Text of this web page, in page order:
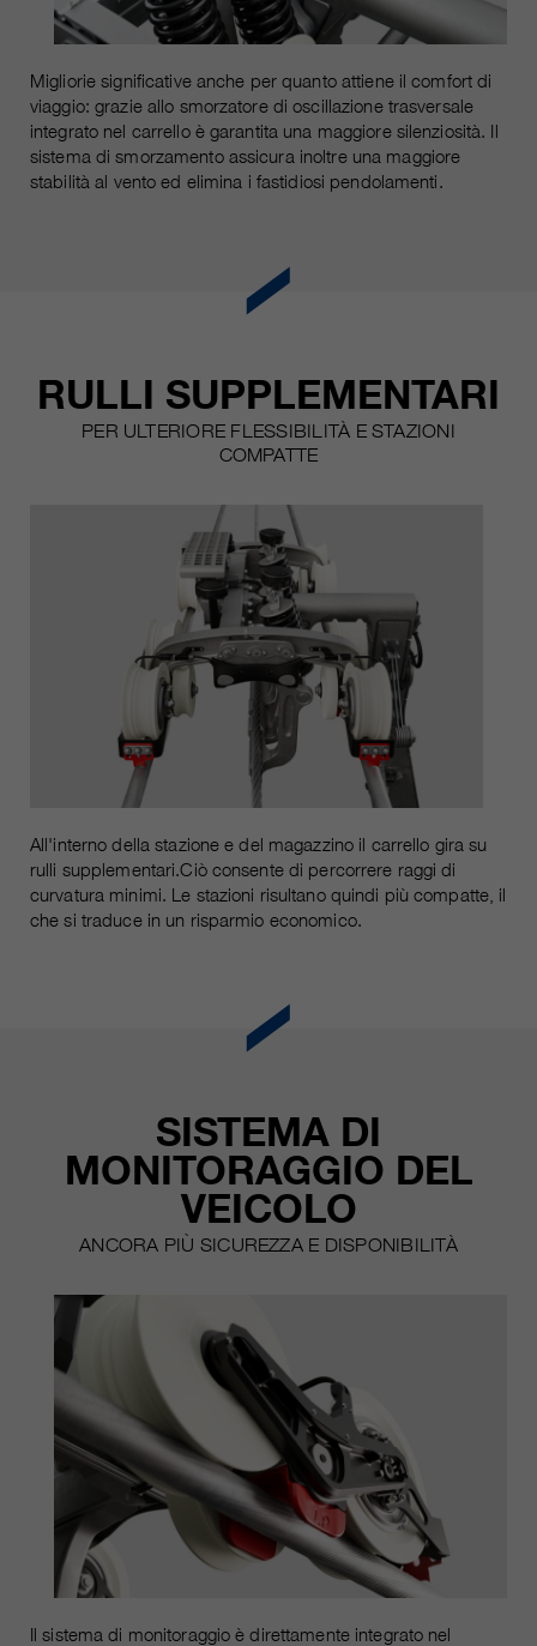
Migliorie significative anche per quanto attiene il comfort di
viaggio: grazie allo smorzatore di oscillazione trasversale
integrato nel carrello è garantita una maggiore silenziosità. Il
sistema di smorzamento assicura inoltre una maggiore
stabilità al vento ed elimina i fastidiosi pendolamenti.
RULLI SUPPLEMENTARI
PER ULTERIORE FLESSIBILITÀ E STAZIONI
COMPATTE
All'interno della stazione e del magazzino il carrello gira su
rulli supplementari.Ciò consente di percorrere raggi di
curvatura minimi. Le stazioni risultano quindi più compatte, il
che si traduce in un risparmio economico.
SISTEMA DI
MONITORAGGIO DEL
VEICOLO
ANCORA PIÙ SICUREZZA E DISPONIBILITÀ
Il sistema di monitoraggio è direttamente integrato nel